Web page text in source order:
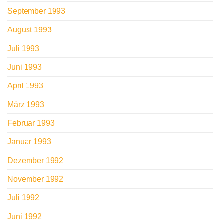
September 1993
August 1993
Juli 1993
Juni 1993
April 1993
März 1993
Februar 1993
Januar 1993
Dezember 1992
November 1992
Juli 1992
Juni 1992